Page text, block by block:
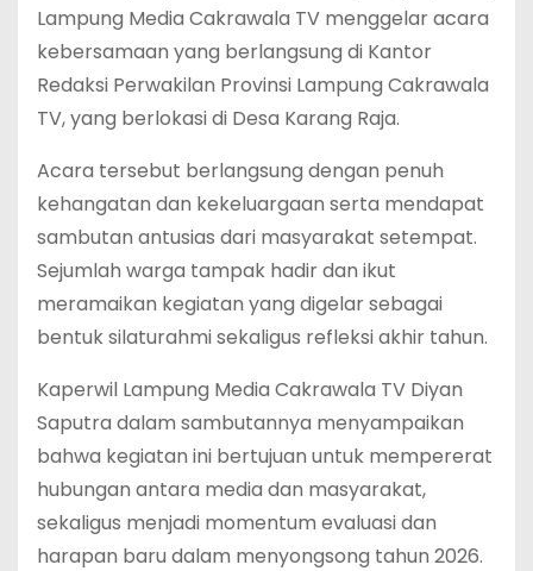
Lampung Media Cakrawala TV menggelar acara
kebersamaan yang berlangsung di Kantor
Redaksi Perwakilan Provinsi Lampung Cakrawala
TV, yang berlokasi di Desa Karang Raja.
Acara tersebut berlangsung dengan penuh
kehangatan dan kekeluargaan serta mendapat
sambutan antusias dari masyarakat setempat.
Sejumlah warga tampak hadir dan ikut
meramaikan kegiatan yang digelar sebagai
bentuk silaturahmi sekaligus refleksi akhir tahun.
Kaperwil Lampung Media Cakrawala TV Diyan
Saputra dalam sambutannya menyampaikan
bahwa kegiatan ini bertujuan untuk mempererat
hubungan antara media dan masyarakat,
sekaligus menjadi momentum evaluasi dan
harapan baru dalam menyongsong tahun 2026.